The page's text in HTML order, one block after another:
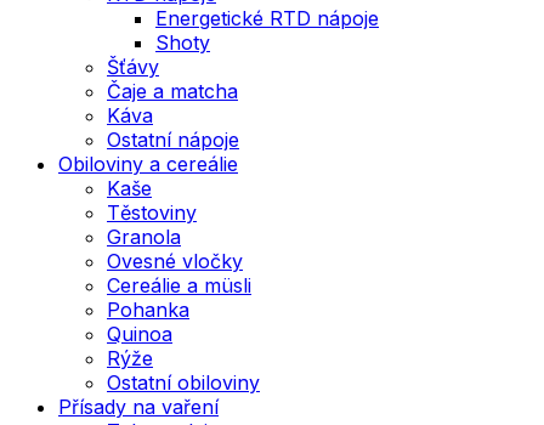
Energetické RTD nápoje
Shoty
Šťávy
Čaje a matcha
Káva
Ostatní nápoje
Obiloviny a cereálie
Kaše
Těstoviny
Granola
Ovesné vločky
Cereálie a müsli
Pohanka
Quinoa
Rýže
Ostatní obiloviny
Přísady na vaření